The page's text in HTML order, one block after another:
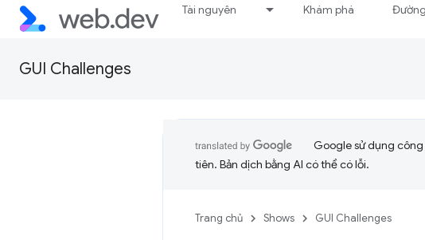
Tài nguyên Khám phá
GUI Challenges
Google sử dụng
tiên. Bản dịch bằng AI có thể có lỗi.
Trang chủ Shows GUI Challenges